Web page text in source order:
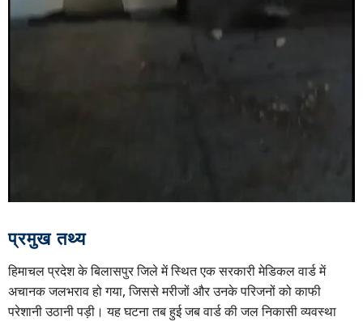
प्रमुख तथ्य
हिमाचल प्रदेश के बिलासपुर जिले में स्थित एक सरकारी मेडिकल वार्ड में
अचानक जलभराव हो गया, जिससे मरीजों और उनके परिजनों को काफी
परेशानी उठानी पड़ी। यह घटना तब हुई जब वार्ड की जल निकासी व्यवस्था